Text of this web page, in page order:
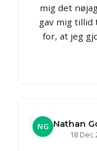
mig det
gav mig tillid
for, at jeg
NG Nathan
18 Dec